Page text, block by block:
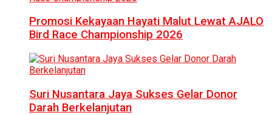
Promosi Kekayaan Hayati Malut Lewat AJALO
Bird Race Championship 2026
Suri Nusantara Jaya Sukses Gelar Donor
Darah Berkelanjutan